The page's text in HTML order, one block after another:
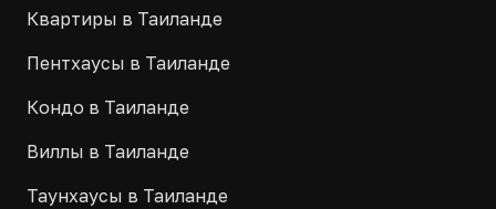
Квартиры в Таиланде
Пентхаусы в Таиланде
Кондо в Таиланде
Виллы в Таиланде
Таунхаусы в Таиланде